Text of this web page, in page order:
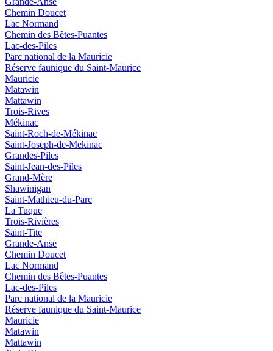
Chemin Doucet
Lac Normand
Chemin des Bêtes-Puantes
Lac-des-Piles
Parc national de la Mauricie
Réserve faunique du Saint‑Maurice
Mauricie
Matawin
Mattawin
Trois-Rives
Mékinac
Saint-Roch-de-Mékinac
Saint-Joseph-de-Mekinac
Grandes-Piles
Saint-Jean-des-Piles
Grand-Mère
Shawinigan
Saint-Mathieu-du-Parc
La Tuque
Trois-Rivières
Saint-Tite
Grande-Anse
Chemin Doucet
Lac Normand
Chemin des Bêtes-Puantes
Lac-des-Piles
Parc national de la Mauricie
Réserve faunique du Saint‑Maurice
Mauricie
Matawin
Mattawin